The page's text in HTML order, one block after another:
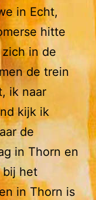
in Echt,
hitte
in de
de trein
ik naar
kijk ik
de
in Thorn en
bij het
in Thorn is